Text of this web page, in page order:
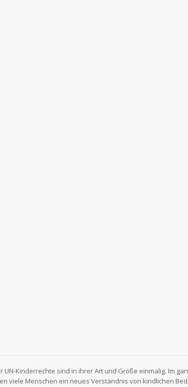
Kinderrechte sind in ihrer Art und Größe einmalig. Im
viele Menschen ein neues Verständnis von kindlichen